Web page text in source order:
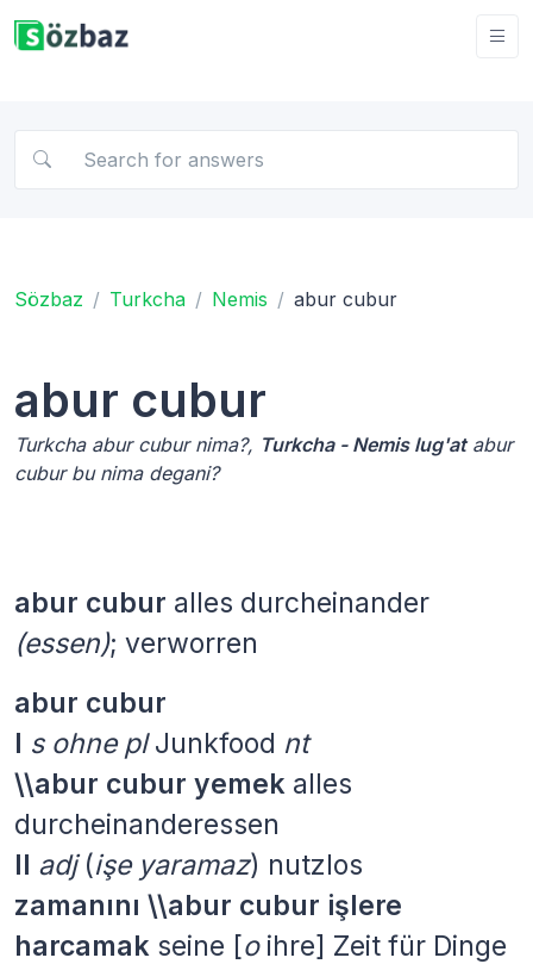
Sözbaz Turkcha Nemis abur cubur
abur cubur
Turkcha abur cubur nima?, Turkcha - Nemis lug'atabur
cubur bu nima degani?
abur cubur alles durcheinander
(essen); verworren
abur cubur
I s ohne plJunkfood nt
\\abur cubur yemek alles
durcheinanderessen
II adj(işe yaramaz) nutzlos
zamanını \\abur cubur işlere
harcamak seine [o ihre] Zeit für Dinge